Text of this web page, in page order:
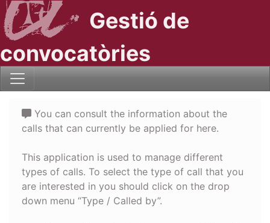
Gestió de
convocatòries
You can consult the information about the
calls that can currently be applied for here.
This application is used to manage different
types of calls. To select the type of call that you
are interested in you should click on the drop
down menu “Type / Called by”.